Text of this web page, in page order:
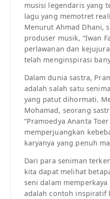
musisi legendaris yang
lagu yang memotret
Menurut Ahmad Dhani,
produser musik, “Iwan
perlawanan dan
telah menginspirasi
Dalam dunia sastra,
adalah salah satu
yang patut dihormati.
Mohamad, seorang
“Pramoedya Ananta
memperjuangkan
karyanya yang penuh
Dari para seniman
kita dapat melihat
seni dalam
adalah contoh inspiratif